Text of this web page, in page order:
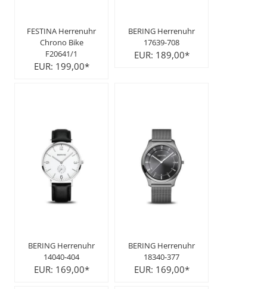
FESTINA Herrenuhr
Chrono Bike
F20641/1
EUR: 199,00*
BERING Herrenuhr
17639-708
EUR: 189,00*
BERING Herrenuhr
14040-404
EUR: 169,00*
BERING Herrenuhr
18340-377
EUR: 169,00*